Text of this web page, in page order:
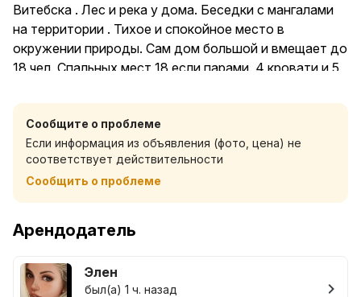
Витебска . Лес и река у дома. Беседки с мангалами
на территории . Тихое и спокойное место в
окружении природы. Сам дом большой и вмещает до
18 чел. Спальных мест 18 если парами. 4 кровати и 5
отдыха в кругу семьи и друзей…Кухня
оборудованная эл чайником, микроволновой печью,
электро плитой и посудой. Дом подходит для
компании или командировочных. На долгий срок
скидки. Дом подходит для проживания и тихого
отдыха на природе !. Не для вечеринок! Бронь по
предоплате
Сообщите о проблеме
Если информация из объявления (фото, цена) не
соответствует действительности
Сообщить о проблеме
Арендодатель
Элен
был(а) 1 ч. назад